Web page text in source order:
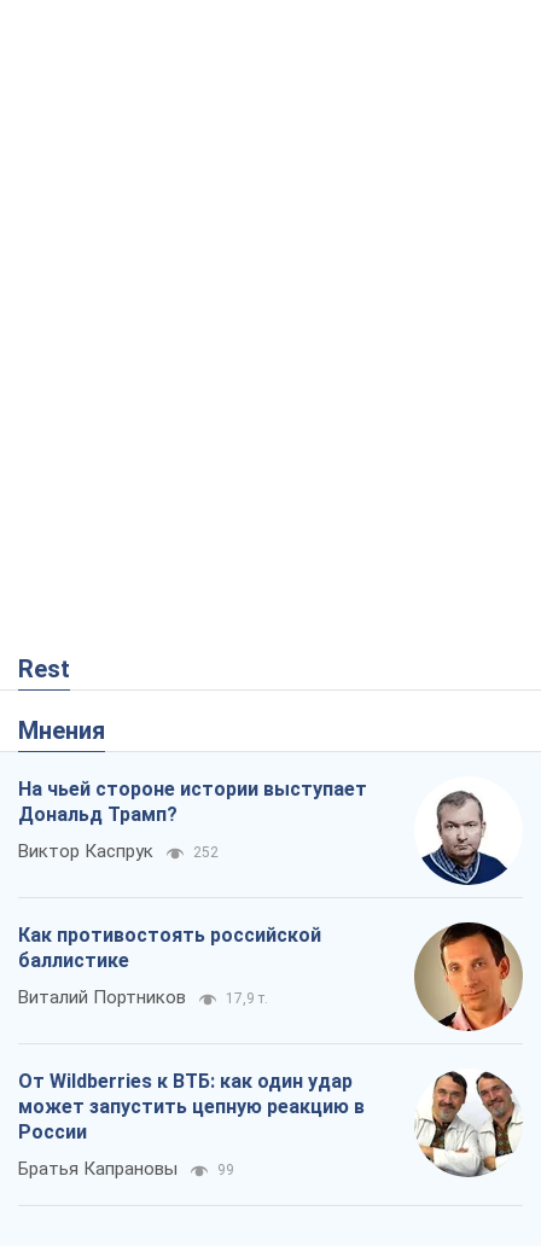
Rest
Мнения
На чьей стороне истории выступает
Дональд Трамп?
Виктор Каспрук 252
Как противостоять российской
баллистике
Виталий Портников 17,9 т.
От Wildberries к ВТБ: как один удар
может запустить цепную реакцию в
России
Братья Капрановы 99